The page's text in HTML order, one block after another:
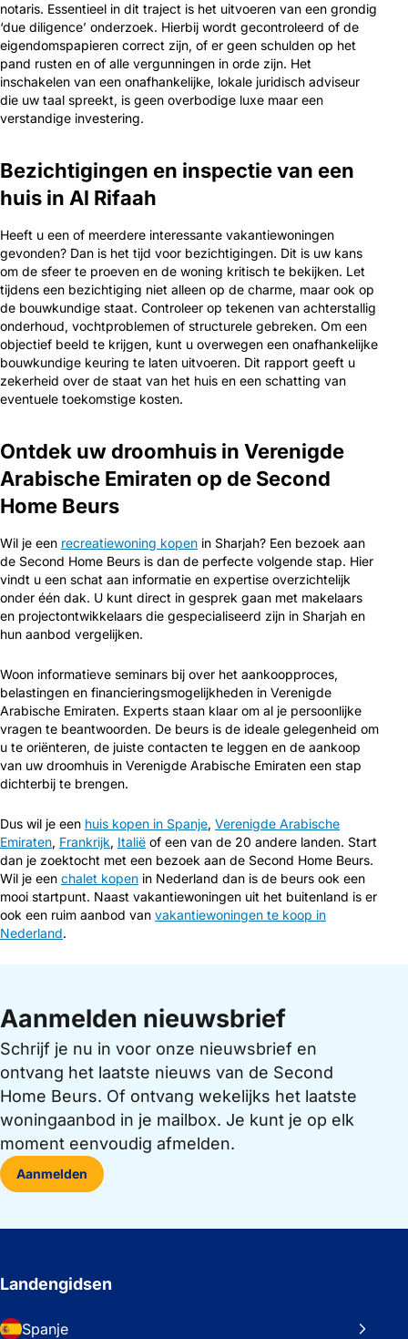
notaris. Essentieel in dit traject is het uitvoeren van een grondig
‘due diligence’ onderzoek. Hierbij wordt gecontroleerd of de
eigendomspapieren correct zijn, of er geen schulden op het
pand rusten en of alle vergunningen in orde zijn. Het
inschakelen van een onafhankelijke, lokale juridisch adviseur
die uw taal spreekt, is geen overbodige luxe maar een
verstandige investering.
Bezichtigingen en inspectie van een
huis in Al Rifaah
Heeft u een of meerdere interessante vakantiewoningen
gevonden? Dan is het tijd voor bezichtigingen. Dit is uw kans
om de sfeer te proeven en de woning kritisch te bekijken. Let
tijdens een bezichtiging niet alleen op de charme, maar ook op
de bouwkundige staat. Controleer op tekenen van achterstallig
onderhoud, vochtproblemen of structurele gebreken. Om een
objectief beeld te krijgen, kunt u overwegen een onafhankelijke
bouwkundige keuring te laten uitvoeren. Dit rapport geeft u
zekerheid over de staat van het huis en een schatting van
eventuele toekomstige kosten.
Ontdek uw droomhuis in Verenigde
Arabische Emiraten op de Second
Home Beurs
Wil je een recreatiewoning kopen in Sharjah? Een bezoek aan
de Second Home Beurs is dan de perfecte volgende stap. Hier
vindt u een schat aan informatie en expertise overzichtelijk
onder één dak. U kunt direct in gesprek gaan met makelaars
en projectontwikkelaars die gespecialiseerd zijn in Sharjah en
hun aanbod vergelijken.
Woon informatieve seminars bij over het aankoopproces,
belastingen en financieringsmogelijkheden in Verenigde
Arabische Emiraten. Experts staan klaar om al je persoonlijke
vragen te beantwoorden. De beurs is de ideale gelegenheid om
u te oriënteren, de juiste contacten te leggen en de aankoop
van uw droomhuis in Verenigde Arabische Emiraten een stap
dichterbij te brengen.
Dus wil je een huis kopen in Spanje, Verenigde Arabische
Emiraten, Frankrijk, Italië of een van de 20 andere landen. Start
dan je zoektocht met een bezoek aan de Second Home Beurs.
Wil je een chalet kopen in Nederland dan is de beurs ook een
mooi startpunt. Naast vakantiewoningen uit het buitenland is er
ook een ruim aanbod van vakantiewoningen te koop in
Nederland.
Aanmelden nieuwsbrief
Schrijf je nu in voor onze nieuwsbrief en
ontvang het laatste nieuws van de Second
Home Beurs. Of ontvang wekelijks het laatste
woningaanbod in je mailbox. Je kunt je op elk
moment eenvoudig afmelden.
Aanmelden
Landengidsen
Spanje